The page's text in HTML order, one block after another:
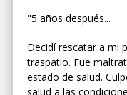
"5 años después...
Decidí rescatar a mi
traspatio. Fue
estado de salud.
salud a las